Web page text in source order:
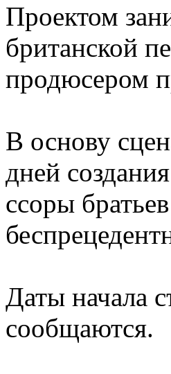
Проектом
британской
продюсером
В основу
дней
ссоры
Даты начала
сообщаются.